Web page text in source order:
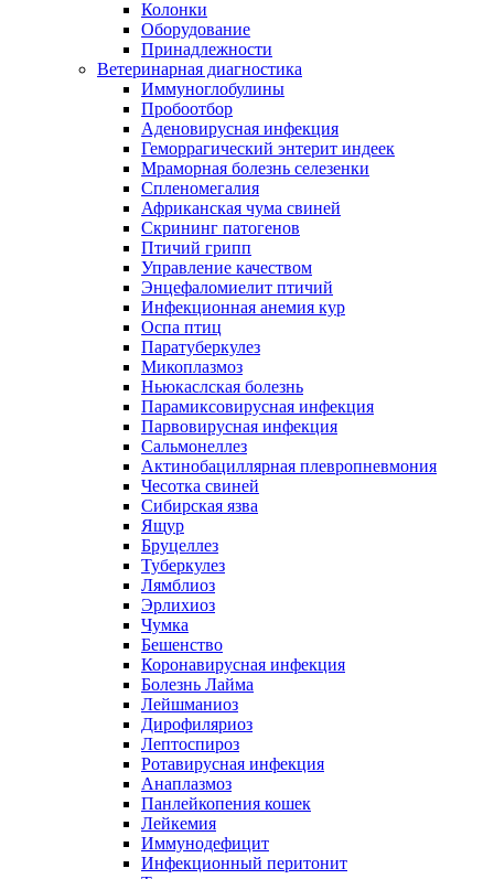
Колонки
Оборудование
Принадлежности
Ветеринарная диагностика
Иммуноглобулины
Пробоотбор
Аденовирусная инфекция
Геморрагический энтерит индеек
Мраморная болезнь селезенки
Спленомегалия
Африканская чума свиней
Скрининг патогенов
Птичий грипп
Управление качеством
Энцефаломиелит птичий
Инфекционная анемия кур
Оспа птиц
Паратуберкулез
Микоплазмоз
Ньюкаслская болезнь
Парамиксовирусная инфекция
Парвовирусная инфекция
Сальмонеллез
Актинобациллярная плевропневмония
Чесотка свиней
Сибирская язва
Ящур
Бруцеллез
Туберкулез
Лямблиоз
Эрлихиоз
Чумка
Бешенство
Коронавирусная инфекция
Болезнь Лайма
Лейшманиоз
Дирофиляриоз
Лептоспироз
Ротавирусная инфекция
Анаплазмоз
Панлейкопения кошек
Лейкемия
Иммунодефицит
Инфекционный перитонит